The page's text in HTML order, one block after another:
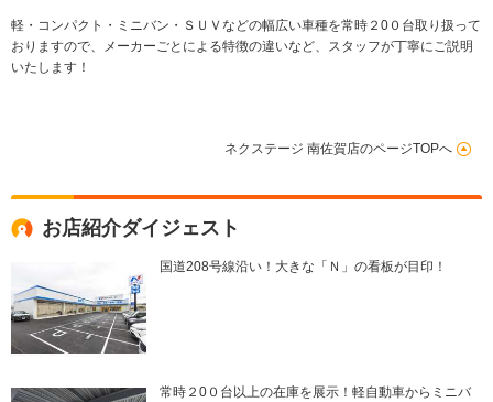
軽・コンパクト・ミニバン・ＳＵＶなどの幅広い車種を常時２0０台取り扱って
おりますので、メーカーごとによる特徴の違いなど、スタッフが丁寧にご説明
いたします！
ネクステージ 南佐賀店のページTOPへ
お店紹介ダイジェスト
国道208号線沿い！大きな「Ｎ」の看板が目印！
常時２0０台以上の在庫を展示！軽自動車からミニバ